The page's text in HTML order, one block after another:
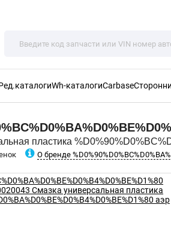
Wh-каталогиCarbase
пластика
О бренде